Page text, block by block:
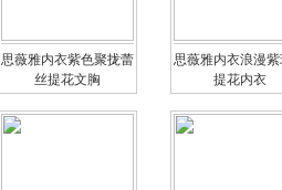
思薇雅内衣紫色聚拢蕾
丝提花文胸
思薇雅内衣浪漫
提花内衣